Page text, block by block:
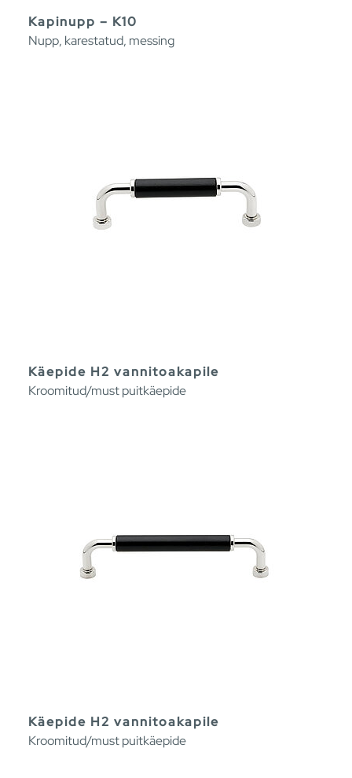
Kapinupp – K10
Nupp, karestatud, messing
Käepide H2 vannitoakapile
Kroomitud/must puitkäepide
Käepide H2 vannitoakapile
Kroomitud/must puitkäepide